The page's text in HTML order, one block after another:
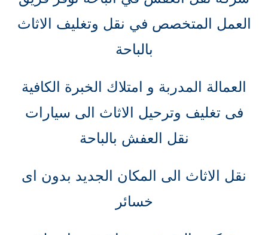
العمل المتخصص في نقل وتغليف الاثاث
بالباحة
العمالة المدربة و امتلاك الخبرة الكافية
فى تغليف وترحيل الاثاث الى سيارات
نقل العفش بالباحة
نقل الاثاث الى المكان الجديد بدون اى
خسائر